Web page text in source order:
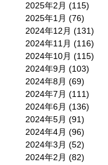
2025年2月 (115)
2025年1月 (76)
2024年12月 (131)
2024年11月 (116)
2024年10月 (115)
2024年9月 (103)
2024年8月 (69)
2024年7月 (111)
2024年6月 (136)
2024年5月 (91)
2024年4月 (96)
2024年3月 (52)
2024年2月 (82)